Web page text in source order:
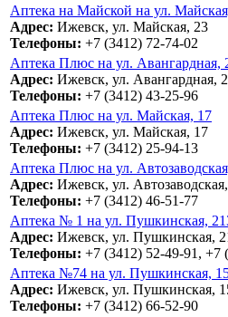
Аптека на Майской на ул.
Адрес: Ижевск, ул. Майская, 23
Телефоны: +7 (3412) 72-74-02
Аптека Плюс на ул. Авангардная,
Адрес: Ижевск, ул. Авангардная, 2
Телефоны: +7 (3412) 43-25-96
Аптека Плюс на ул. Майская, 17
Адрес: Ижевск, ул. Майская, 17
Телефоны: +7 (3412) 25-94-13
Аптека Плюс на ул.
Адрес: Ижевск, ул.
Телефоны: +7 (3412) 46-51-77
Аптека № 1 на ул. Пушкинская,
Адрес: Ижевск, ул. Пушкинская,
Телефоны: +7 (3412) 52-49-91, +7
Аптека №74 на ул. Пушкинская,
Адрес: Ижевск, ул. Пушкинская,
Телефоны: +7 (3412) 66-52-90